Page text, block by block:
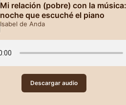
Mi relación (pobre) con la
noche que escuché el piano
Isabel de Anda
Descargar audio